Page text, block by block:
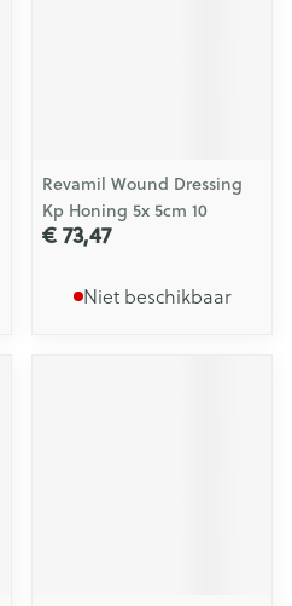
Revamil Wound Dressing
Kp Honing 5x 5cm 10
€ 73,47
Niet beschikbaar